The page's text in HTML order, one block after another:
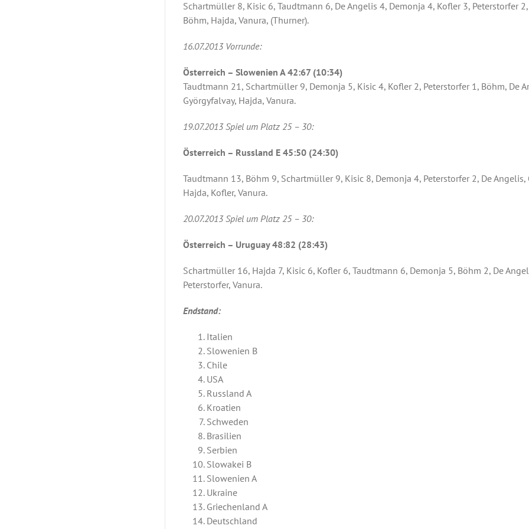
Schartmüller 8, Kisic 6, Taudtmann 6, De Angelis 4, Demonja 4, Kofler 3, Peterstorfer
Böhm, Hajda, Vanura, (Thurner).
16.07.2013 Vorrunde:
Österreich – Slowenien A 42:67 (10:34)
Taudtmann 21, Schartmüller 9, Demonja 5, Kisic 4, Kofler 2, Peterstorfer 1, Böhm, De
Györgyfalvay, Hajda, Vanura.
19.07.2013 Spiel um Platz 25 – 30:
Österreich – Russland E 45:50 (24:30)
Taudtmann 13, Böhm 9, Schartmüller 9, Kisic 8, Demonja 4, Peterstorfer 2, De Angelis,
Hajda, Kofler, Vanura.
20.07.2013 Spiel um Platz 25 – 30:
Österreich – Uruguay 48:82 (28:43)
Schartmüller 16, Hajda 7, Kisic 6, Kofler 6, Taudtmann 6, Demonja 5, Böhm 2, De
Peterstorfer, Vanura.
Endstand:
Italien
Slowenien B
Chile
USA
Russland A
Kroatien
Schweden
Brasilien
Serbien
Slowakei B
Slowenien A
Ukraine
Griechenland A
Deutschland